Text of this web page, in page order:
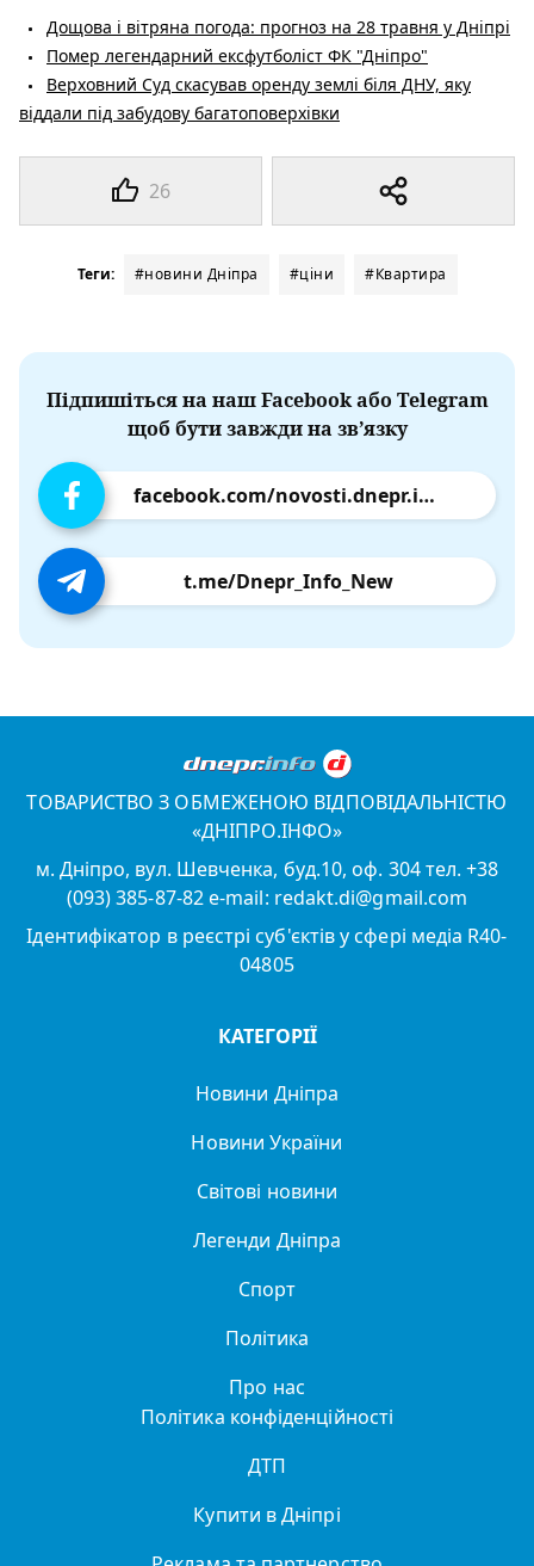
26
Дощова і вітряна погода: прогноз на 28 травня у Дніпрі
Помер легендарний ексфутболіст ФК "Дніпро"
Верховний Суд скасував оренду землі біля ДНУ, яку
віддали під забудову багатоповерхівки
Теги: #новини Дніпра #ціни #Квартира
Підпишіться на наш Facebook або Telegram
щоб бути завжди на зв’язку
facebook.com/novosti.dnepr.info
t.me/Dnepr_Info_New
ТОВАРИСТВО З ОБМЕЖЕНОЮ ВІДПОВІДАЛЬНІСТЮ
«ДНІПРО.ІНФО»
м. Дніпро, вул. Шевченка, буд.10, оф. 304 тел. +38
(093) 385-87-82 e-mail: redakt.di@gmail.com
Ідентифікатор в реєстрі суб'єктів у сфері медіа R40-
04805
КАТЕГОРІЇ
Новини Дніпра
Новини України
Світові новини
Легенди Дніпра
Спорт
Політика
Про нас
Політика конфіденційності
ДТП
Купити в Дніпрі